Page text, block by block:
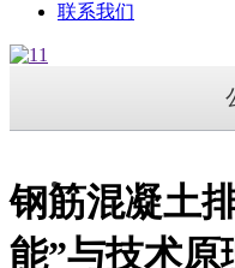
联系我们
钢筋混凝土
能”与技术原